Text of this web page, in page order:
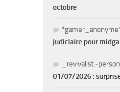
octobre
judiciaire pour
_revivalist.-
01/07/2026 :